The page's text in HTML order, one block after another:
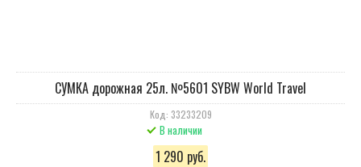
СУМКА дорожная 25л. №5601 SYBW World Travel
Код: 33233209
В наличии
1 290 руб.